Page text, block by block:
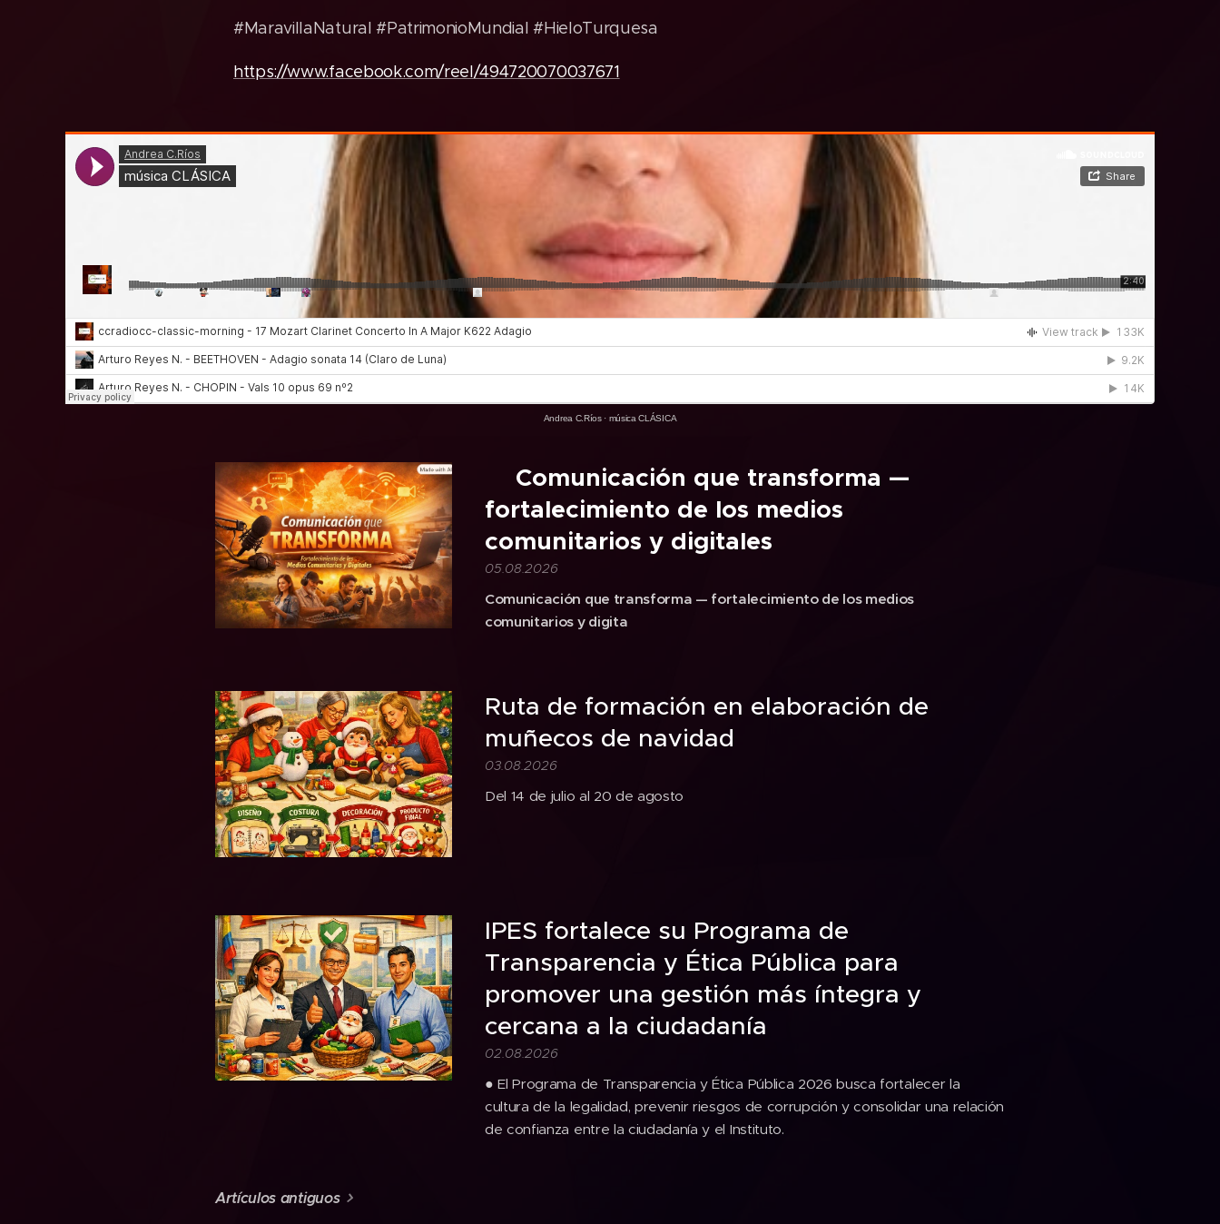
#MaravillaNatural #PatrimonioMundial #HieloTurquesa
https://www.facebook.com/reel/494720070037671
Andrea C.Ríos· música CLÁSICA
🎙️Comunicación que transforma —
fortalecimiento de los medios
comunitarios y digitales
05.08.2026
Comunicación que transforma — fortalecimiento de los medios
comunitarios y digita
Ruta de formación en elaboración de
muñecos de navidad
03.08.2026
Del 14 de julio al 20 de agosto
IPES fortalece su Programa de
Transparencia y Ética Pública para
promover una gestión más íntegra y
cercana a la ciudadanía
02.08.2026
● El Programa de Transparencia y Ética Pública 2026 busca fortalecer la
cultura de la legalidad, prevenir riesgos de corrupción y consolidar una relación
de confianza entre la ciudadanía y el Instituto.
Artículos antiguos